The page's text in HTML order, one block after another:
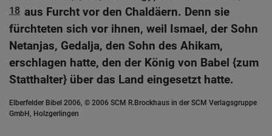
18 aus Furcht vor den Chaldäern. Denn sie
fürchteten sich vor ihnen, weil Ismael, der Sohn
Netanjas, Gedalja, den Sohn des Ahikam,
erschlagen hatte, den der König von Babel {zum
Statthalter} über das Land eingesetzt hatte.
Elberfelder Bibel 2006, © 2006 SCM R.Brockhaus in der SCM Verlagsgruppe
GmbH, Holzgerlingen